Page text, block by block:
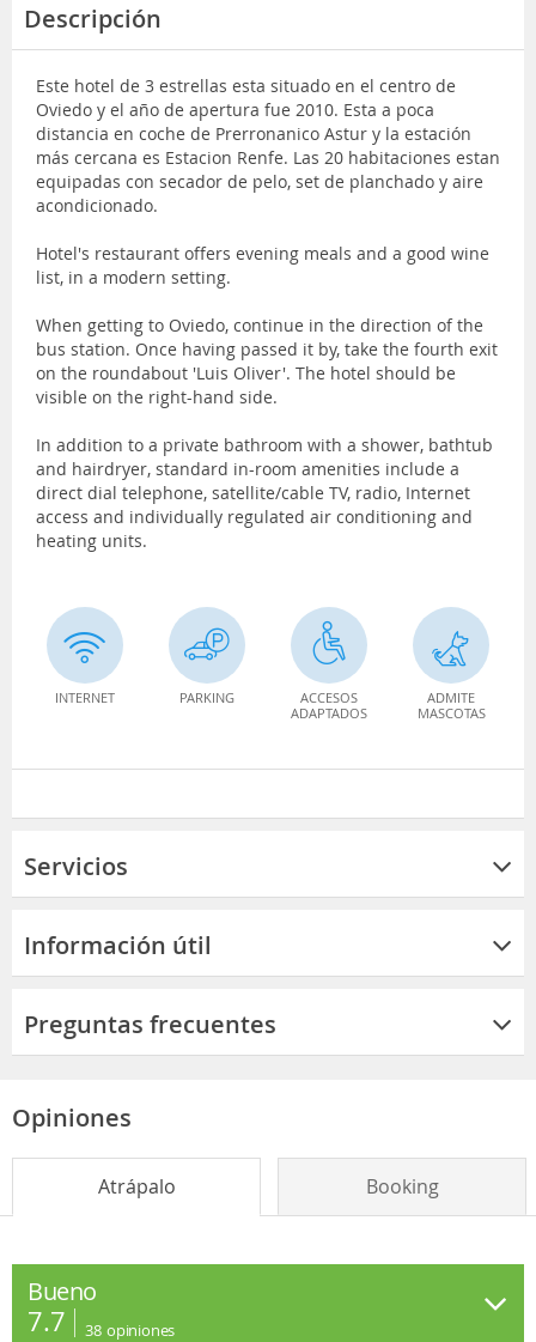
Descripción
Este hotel de 3 estrellas esta situado en el centro de
Oviedo y el año de apertura fue 2010. Esta a poca
distancia en coche de Prerronanico Astur y la estación
más cercana es Estacion Renfe. Las 20 habitaciones estan
equipadas con secador de pelo, set de planchado y aire
acondicionado.
Hotel's restaurant offers evening meals and a good wine
list, in a modern setting.
When getting to Oviedo, continue in the direction of the
bus station. Once having passed it by, take the fourth exit
on the roundabout 'Luis Oliver'. The hotel should be
visible on the right-hand side.
In addition to a private bathroom with a shower, bathtub
and hairdryer, standard in-room amenities include a
direct dial telephone, satellite/cable TV, radio, Internet
access and individually regulated air conditioning and
heating units.
INTERNET PARKING
ACCESOS
ADAPTADOS
ADMITE
MASCOTAS
Servicios
Información útil
Preguntas frecuentes
Opiniones
Atrápalo Booking
Bueno
7.7 38 opiniones